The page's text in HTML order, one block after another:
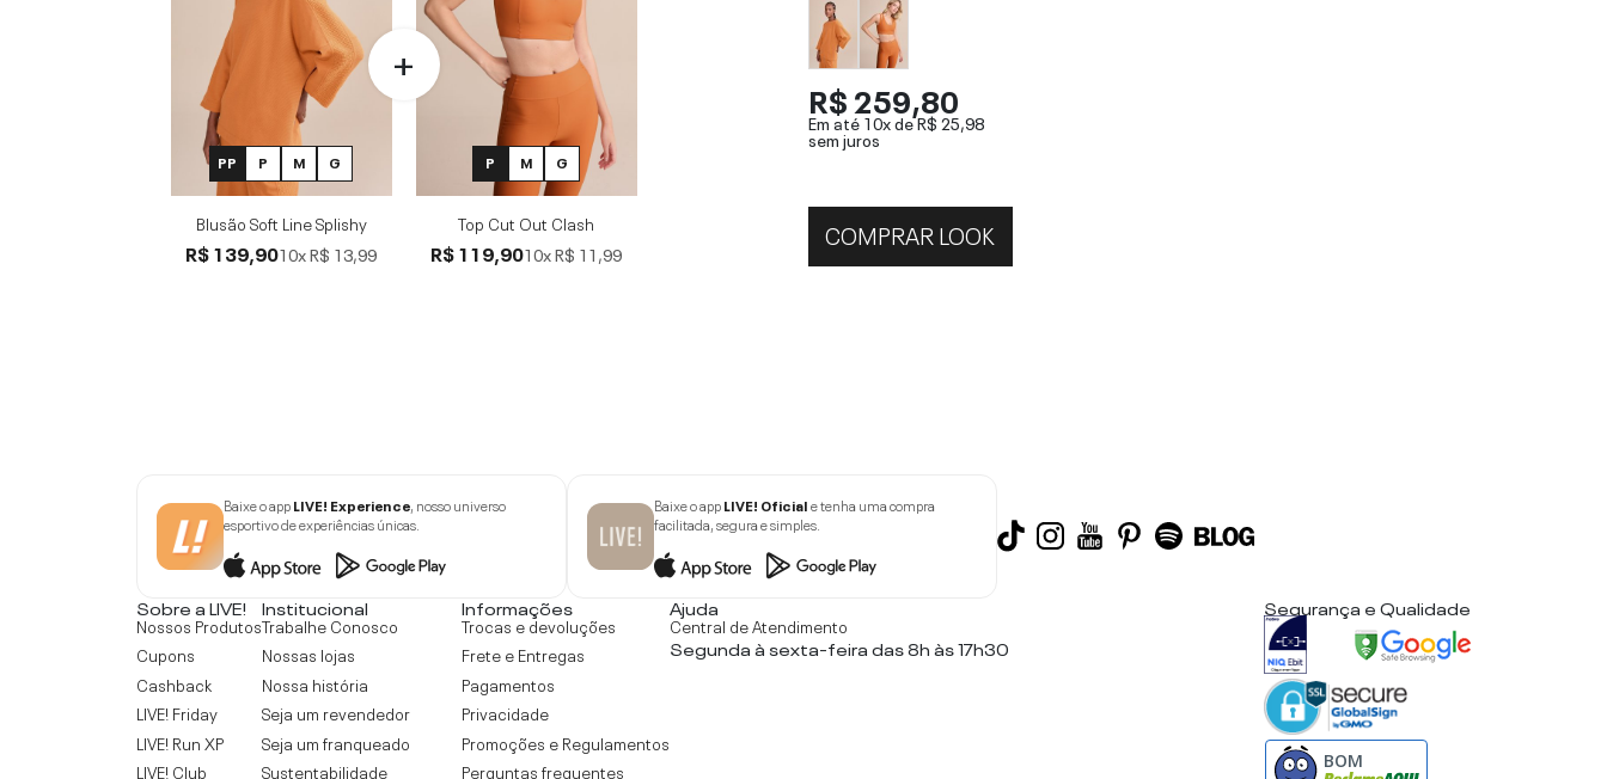
PP P M G
Blusão Soft Line Splishy
R$ 139,9010xR$ 13,99
P M G
Top Cut Out Clash
R$ 119,9010xR$ 11,99
R$ 259,80
Em até 10x deR$ 25,98
sem juros
COMPRAR LOOK
Baixe o appLIVE! Experience , nosso universo
esportivo de experiências únicas.
Baixe o appLIVE! Oficiale tenha uma compra
facilitada, segura e simples.
Sobre a LIVE!
Nossos Produtos
Cupons
Cashback
LIVE! Friday
LIVE! Run XP
LIVE! Club
Institucional
Trabalhe Conosco
Nossas lojas
Nossa história
Seja um revendedor
Seja um franqueado
Sustentabilidade
Informações
Trocas e devoluções
Frete e Entregas
Pagamentos
Privacidade
Promoções e Regulamentos
Perguntas frequentes
Ajuda
Central de Atendimento
Segunda à sexta-feira das 8h às 17h30
Segurança e Qualidade
BOM